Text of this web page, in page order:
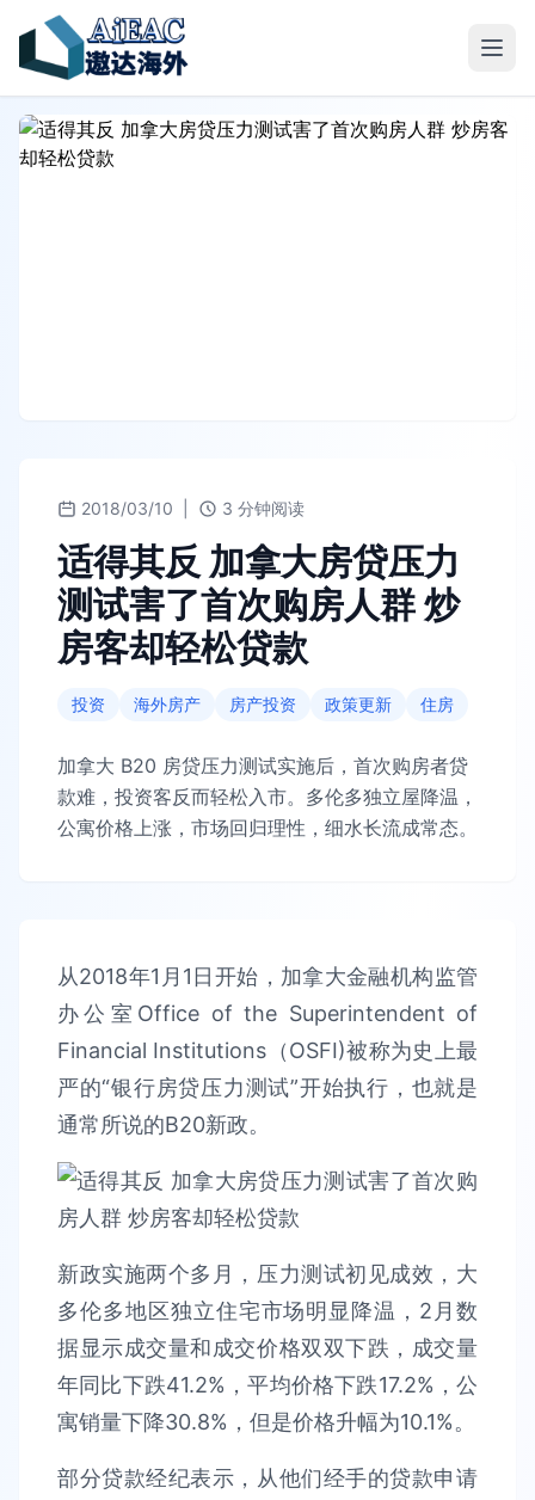
2018/03/10 3 分钟阅读
适得其反 加拿大房贷压力
测试害了首次购房人群 炒
房客却轻松贷款
投资 海外房产 房产投资 政策更新 住房
加拿大 B20 房贷压力测试实施后，首次购房者贷
款难，投资客反而轻松入市。多伦多独立屋降温，
公寓价格上涨，市场回归理性，细水长流成常态。
从2018年1月1日开始，加拿大金融机构监管
办公室Office of the Superintendent of
Financial Institutions（OSFI)被称为史上最
严的“银行房贷压力测试”开始执行，也就是
通常所说的B20新政。
新政实施两个多月，压力测试初见成效，大
多伦多地区独立住宅市场明显降温，2月数
据显示成交量和成交价格双双下跌，成交量
年同比下跌41.2%，平均价格下跌17.2%，公
寓销量下降30.8%，但是价格升幅为10.1%。
部分贷款经纪表示，从他们经手的贷款申请